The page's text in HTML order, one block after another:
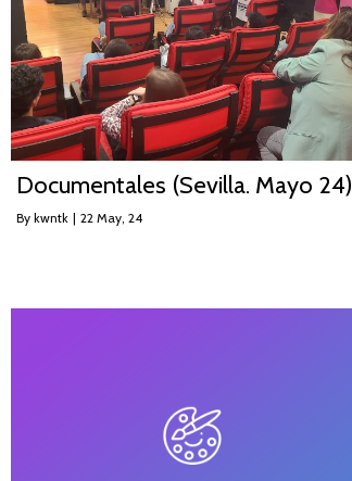
Documentales (Sevilla. Mayo 24)
By kwntk | 22 May, 24